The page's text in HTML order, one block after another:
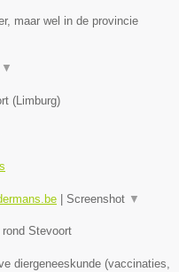
maar wel in de provincie
▼
(Limburg)
| Screenshot ▼
Stevoort
diergeneeskunde (vaccinaties,